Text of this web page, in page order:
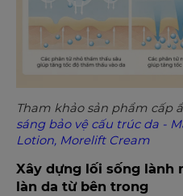
Tham khảo sản phẩm cấp
sáng bảo vệ cấu trúc da -
Lotion, Morelift Cream
Xây dựng lối sống lành
làn da từ bên trong